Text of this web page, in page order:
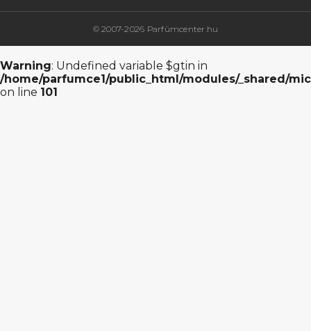
© 2007-2026 Parfümcenter.hu
Warning: Undefined variable $gtin in
/home/parfumce1/public_html/modules/_shared/
on line 101